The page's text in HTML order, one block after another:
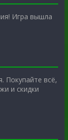
Игра вышла
Покупайте всё,
и скидки